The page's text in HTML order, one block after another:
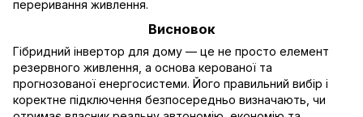
переривання живлення.
Висновок
Гібридний інвертор для дому — це не просто елемент
резервного живлення, а основа керованої та
прогнозованої енергосистеми. Його правильний вибір і
коректне підключення безпосередньо визначають, чи